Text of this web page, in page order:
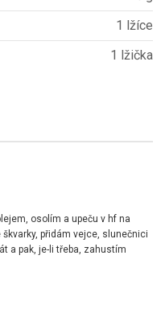
1 lžíce
1 lžička
osolím a upeču v hf na
přidám vejce, slunečnici
a pak, je-li třeba, zahustím